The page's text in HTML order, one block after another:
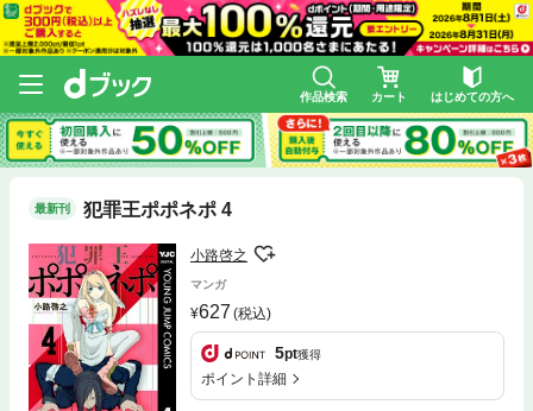
作品検索 カート はじめての方へ
最新刊 犯罪王ポポネポ 4
小路啓之
マンガ
627 (税込)
5pt獲得
ポイント詳細